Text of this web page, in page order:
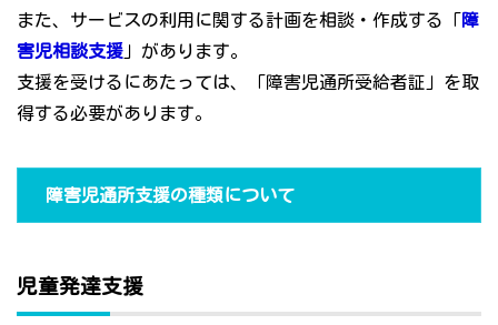
また、サービスの利用に関する計画を相談・作成する「障
害児相談支援 」があります。
支援を受けるにあたっては、「障害児通所受給者証」を取
得する必要があります。
障害児通所支援の種類について
児童発達支援